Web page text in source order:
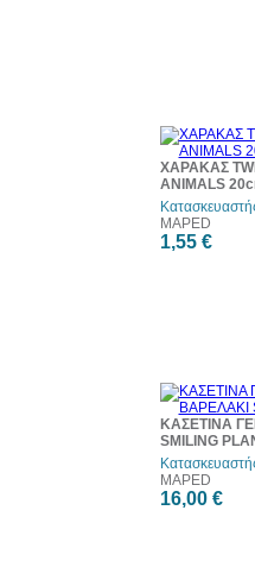
ΧΑΡΑΚΑΣ
ANIMALS
MAPED
1,55 €
ΚΑΣΕΤΙΝΑ
SMILING
MAPED
16,00 €